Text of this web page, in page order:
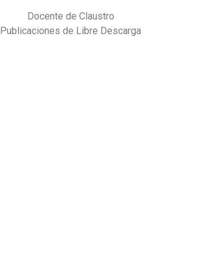
Docente de Claustro
Publicaciones de Libre Descarga